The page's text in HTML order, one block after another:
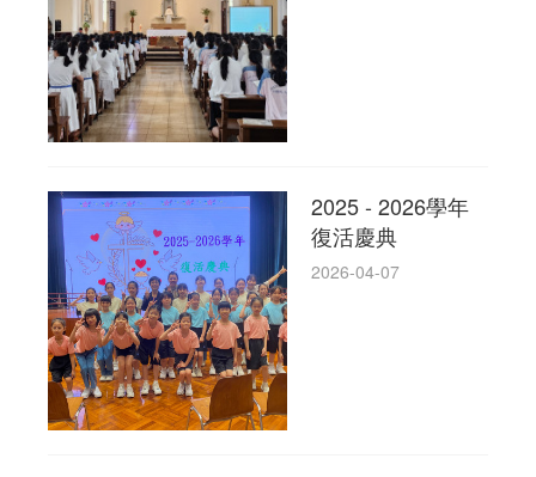
2025 - 2026學年
復活慶典
2026-04-07